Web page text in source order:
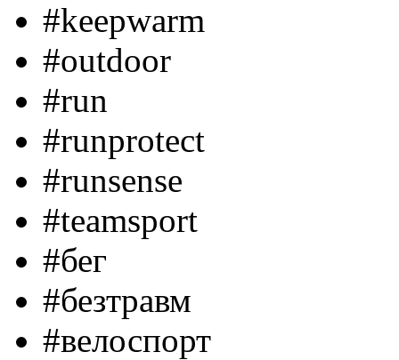
#keepwarm
#outdoor
#run
#runprotect
#runsense
#teamsport
#бег
#безтравм
#велоспорт